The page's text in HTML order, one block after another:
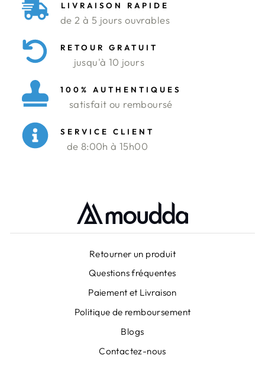
LIVRAISON RAPIDE
de 2 à 5 jours ouvrables
RETOUR GRATUIT
jusqu'à 10 jours
100% AUTHENTIQUES
satisfait ou remboursé
SERVICE CLIENT
de 8:00h à 15h00
Retourner un produit
Questions fréquentes
Paiement et Livraison
Politique de remboursement
Blogs
Contactez-nous